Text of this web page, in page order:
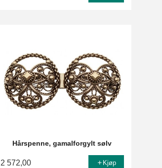
Hårspenne, gamalforgylt sølv
2 572,00 Kjøp